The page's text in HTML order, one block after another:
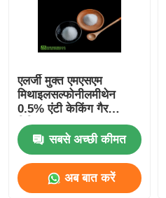
एलर्जी मुक्त एमएसएम
मिथाइलसल्फोनीलमीथेन
0.5% एंटी केकिंग गैर
विकिरण
सबसे अच्छी कीमत
अब बात करें